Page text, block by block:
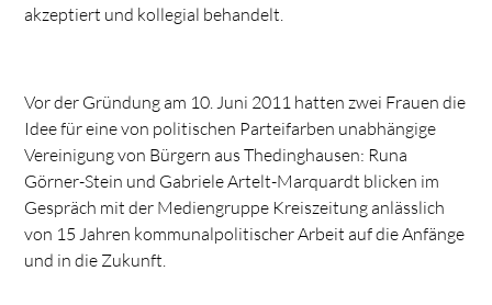
akzeptiert und kollegial behandelt.
Vor der Gründung am 10. Juni 2011 hatten zwei Frauen die
Idee für eine von politischen Parteifarben unabhängige
Vereinigung von Bürgern aus Thedinghausen: Runa
Görner-Stein und Gabriele Artelt-Marquardt blicken im
Gespräch mit der Mediengruppe Kreiszeitung anlässlich
von 15 Jahren kommunalpolitischer Arbeit auf die Anfänge
und in die Zukunft.